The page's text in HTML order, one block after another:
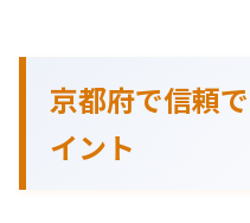
京都府で信頼
イント